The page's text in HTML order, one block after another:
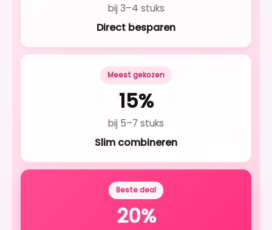
bij 3–4 stuks
Direct besparen
Meest gekozen
15%
bij 5–7 stuks
Slim combineren
Beste deal
20%